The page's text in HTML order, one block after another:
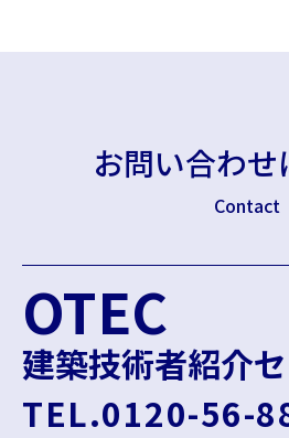
お問い合わせ
Contact
OTEC
建築技術者紹介
TEL.0120-56-